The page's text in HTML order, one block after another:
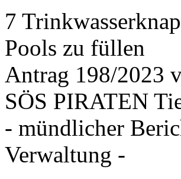
7
Pools zu füllen
Antrag 198/2023
SÖS PIRATEN
- mündlicher
Verwaltung -